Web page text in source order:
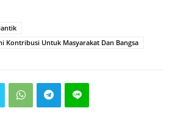
Kontribusi Untuk Masyarakat Dan Bangsa